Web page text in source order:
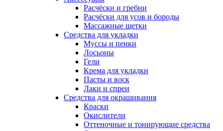
Расчёски и гребни
Расчёски для усов и бороды
Массажные щетки
Средства для укладки
Муссы и пенки
Лосьоны
Гели
Крема для укладки
Пасты и воск
Лаки и спреи
Средства для окрашивания
Краски
Окислители
Оттеночные и тонирующие средства